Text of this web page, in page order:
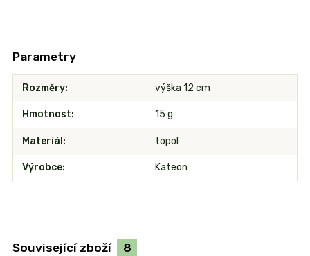
Parametry
Rozměry výška 12 cm
Hmotnost 15 g
Materiál topol
Výrobce Kateon
Související zboží 8